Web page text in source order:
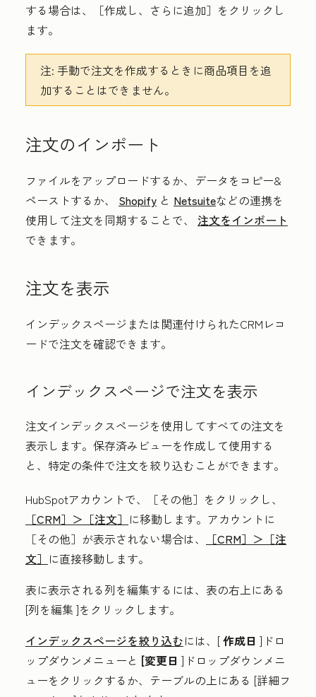
する場合は、［作成し、さらに追加］ をクリックし
ます。
注: 手動で注文を作成するときに商品項目を追
加することはできません。
注文のインポート
ファイルをアップロードするか、データをコピー&
ペーストするか、 Shopify と Netsuiteなどの連携を
使用して注文を同期することで、 注文をインポート
できます。
注文を表示
インデックスページまたは関連付けられたCRMレコ
ードで注文を確認できます。
インデックスページで注文を表示
注文インデックスページを使用してすべての注文を
表示します。保存済みビューを作成して使用する
と、特定の条件で注文を絞り込むことができます。
HubSpotアカウントで、
［その他］をクリックし、
［CRM］＞ ［注文］ に移動します。アカウントに
［その他］が表示されない場合は、
［CRM］＞ ［注
文］ に直接移動します。
表に表示される列を編集するには、表の右上にある
[列を編集]をクリックします。
インデックスページを絞り込むには、[作成日 ]ドロ
ップダウンメニューと [変更日 ]ドロップダウンメニ
ューをクリックするか、テーブルの上にある [詳細フ